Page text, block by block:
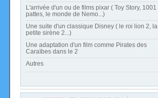
L'arrivée d'un ou de films pixar ( Toy Story, 1001
pattes, le monde de Nemo...)
Une suite d'un classique Disney ( le roi lion 2, la
petite sirène 2...)
Une adaptation d'un film comme Pirates des
Caraïbes dans le 2
Autres